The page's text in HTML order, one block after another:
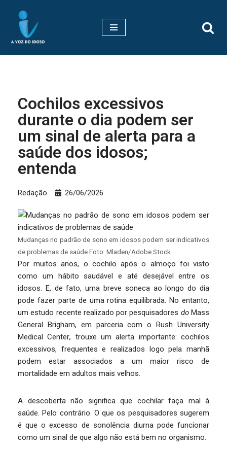
Pular
para
Cochilos excessivos
durante o dia podem ser
um sinal de alerta para a
saúde dos idosos;
entenda
Redação 26/06/2026
Mudanças no padrão de sono em idosos podem ser indicativos
de problemas de saúde Foto: Mladen/Adobe Stock
Por muitos anos, o cochilo após o almoço foi visto
como um hábito saudável e até desejável entre os
idosos. E, de fato, uma breve soneca ao longo do dia
pode fazer parte de uma rotina equilibrada. No entanto,
um estudo recente realizado por pesquisadores doMass
General Brigham, em parceria com o Rush University
Medical Center, trouxe um alerta importante: cochilos
excessivos, frequentes e realizados logo pela manhã
podem estar associados a um maior risco de
mortalidade em adultos mais velhos.
A descoberta não significa que cochilar faça mal à
saúde. Pelo contrário. O que os pesquisadores sugerem
é que o excesso de sonolência diurna pode funcionar
como um sinal de que algo não está bem no organismo.